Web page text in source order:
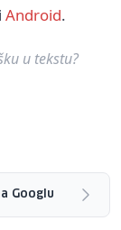
Android.
u tekstu?
Googlu